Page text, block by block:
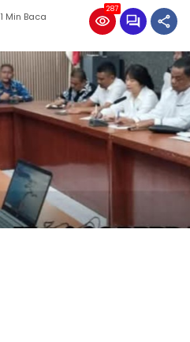
1 Min Baca
287